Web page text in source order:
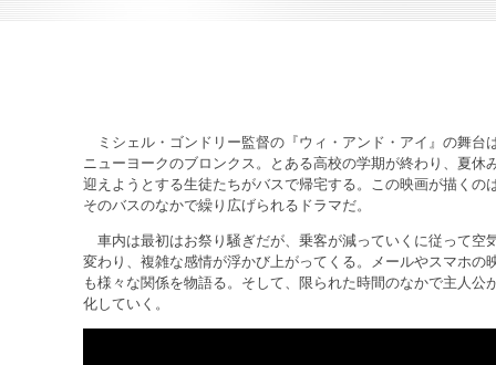
ミシェル・ゴンドリー監督の『ウィ・アンド・アイ』の舞台
ニューヨークのブロンクス。とある高校の学期が終わり、夏休
迎えようとする生徒たちがバスで帰宅する。この映画が描くの
そのバスのなかで繰り広げられるドラマだ。
車内は最初はお祭り騒ぎだが、乗客が減っていくに従って空
変わり、複雑な感情が浮かび上がってくる。メールやスマホの
も様々な関係を物語る。そして、限られた時間のなかで主人公
化していく。